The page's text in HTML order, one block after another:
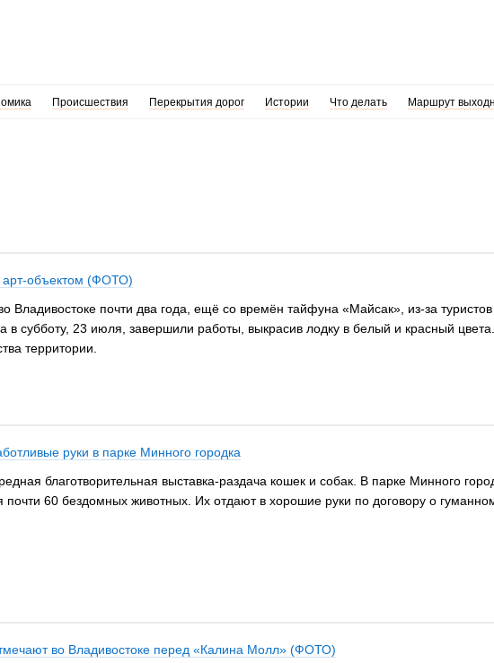
Происшествия Перекрытия дорог Истории Что делать Маршрут
арт-объектом (ФОТО)
Владивостоке почти два года, ещё со времён тайфуна «Майсак», из-за
в субботу, 23 июля, завершили работы, выкрасив лодку в белый и красный
территории.
руки в парке Минного городка
благотворительная выставка-раздача кошек и собак. В парке Минного
почти 60 бездомных животных. Их отдают в хорошие руки по договору о
во Владивостоке перед «Калина Молл» (ФОТО)